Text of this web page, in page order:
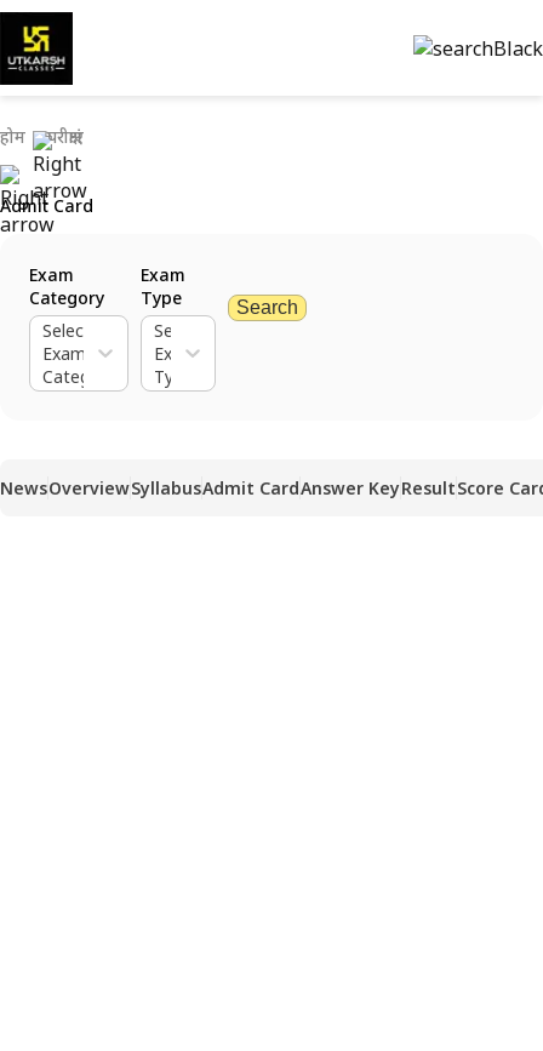
होम परीक्षाएं
Admit Card
Exam
Category
Select
Exam
Category
Exam
Type
Select
Exam
Type
Search
NewsOverviewSyllabusAdmit CardAnswer KeyResultScore